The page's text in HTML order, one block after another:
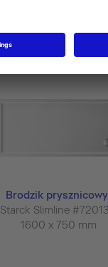
Brodzik prysznicowy
Starck Slimline
1600 x 750 mm